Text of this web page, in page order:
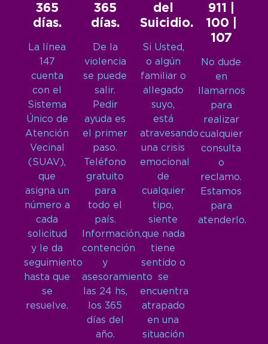
365
días.
La línea
147
cuenta
con el
Sistema
Único de
Atención
Vecinal
(SUAV),
que
asigna un
número a
cada
solicitud
y le da
seguimiento
hasta que
se
resuelve.
365
días.
De la
violencia
se puede
salir.
Pedir
ayuda es
el primer
paso.
Teléfono
gratuito
para
todo el
país.
Información,
contención
y
asesoramiento
las 24 hs,
los 365
días del
año.
del
Suicidio.
Si Usted,
o algún
familiar o
allegado
suyo,
está
atravesando
una crisis
emocional
de
cualquier
tipo,
siente
que nada
tiene
sentido o
se
encuentra
atrapado
en una
situación
911 |
100 |
107
No dude
en
llamarnos
para
realizar
cualquier
consulta
o
reclamo.
Estamos
para
atenderlo.